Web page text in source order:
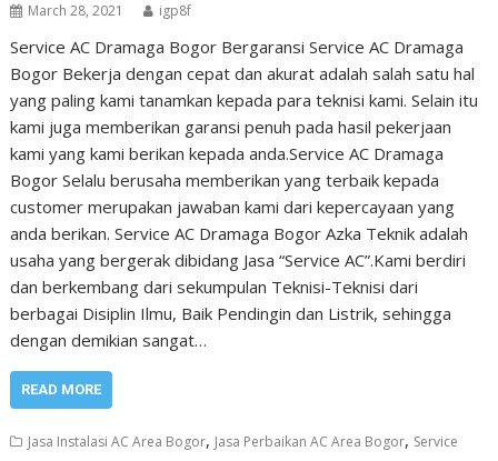
March 28, 2021 igp8f
Service AC Dramaga Bogor Bergaransi Service AC Dramaga
Bogor Bekerja dengan cepat dan akurat adalah salah satu hal
yang paling kami tanamkan kepada para teknisi kami. Selain itu
kami juga memberikan garansi penuh pada hasil pekerjaan
kami yang kami berikan kepada anda.Service AC Dramaga
Bogor Selalu berusaha memberikan yang terbaik kepada
customer merupakan jawaban kami dari kepercayaan yang
anda berikan. Service AC Dramaga Bogor Azka Teknik adalah
usaha yang bergerak dibidang Jasa “Service AC”.Kami berdiri
dan berkembang dari sekumpulan Teknisi-Teknisi dari
berbagai Disiplin Ilmu, Baik Pendingin dan Listrik, sehingga
dengan demikian sangat…
READ MORE
Jasa Instalasi AC Area Bogor, Jasa Perbaikan AC Area Bogor, Service